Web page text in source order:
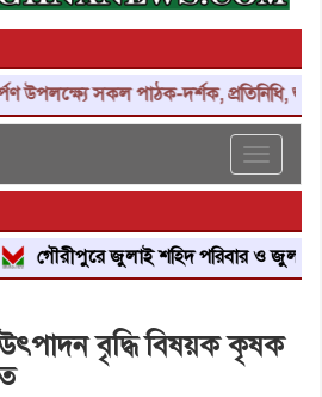
পাঠক-দর্শক, প্রতিনিধি,
Toggle
গৌরীপুরে জুলাই শহিদ পরিবার ও জুলাই
বৃদ্ধি বিষয়ক কৃষক